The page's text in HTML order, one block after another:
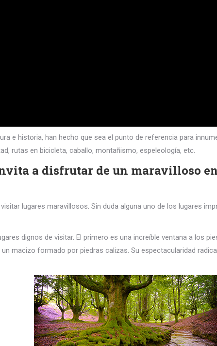
e historia, han hecho que sea el punto de referencia para
rutas en bicicleta, caballo, montañismo, espeleología, etc.
a disfrutar de un maravilloso
lugares maravillosos. Sin duda alguna uno de los lugares
dignos de visitar. El primero es una increíble ventana a los
macizo formado por piedras calizas. Su espectacularidad